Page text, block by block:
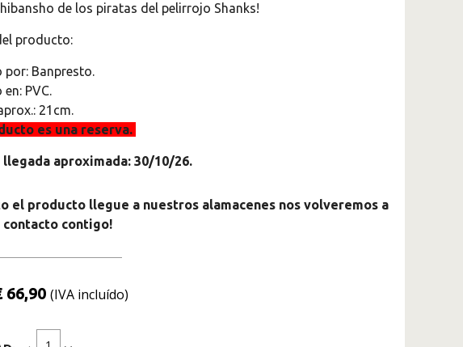
de los piratas del pelirrojo Shanks!
producto:
por: Banpresto.
PVC.
21cm.
es una reserva.
llegada aproximada: 30/10/26.
el producto llegue a nuestros alamacenes nos volveremos a
contacto contigo!
66,90 (IVA incluído)